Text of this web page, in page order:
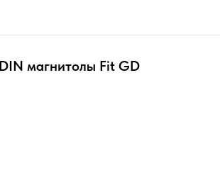
магнитолы Fit GD